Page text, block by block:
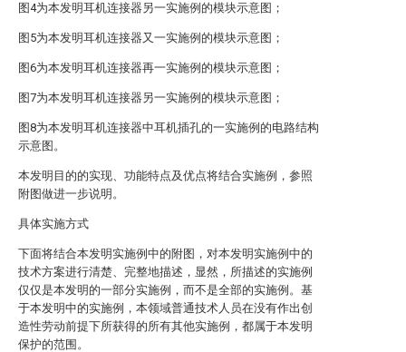
图4为本发明耳机连接器另一实施例的模块示意图；
图5为本发明耳机连接器又一实施例的模块示意图；
图6为本发明耳机连接器再一实施例的模块示意图；
图7为本发明耳机连接器另一实施例的模块示意图；
图8为本发明耳机连接器中耳机插孔的一实施例的电路结构
示意图。
本发明目的的实现、功能特点及优点将结合实施例，参照
附图做进一步说明。
具体实施方式
下面将结合本发明实施例中的附图，对本发明实施例中的
技术方案进行清楚、完整地描述，显然，所描述的实施例
仅仅是本发明的一部分实施例，而不是全部的实施例。基
于本发明中的实施例，本领域普通技术人员在没有作出创
造性劳动前提下所获得的所有其他实施例，都属于本发明
保护的范围。